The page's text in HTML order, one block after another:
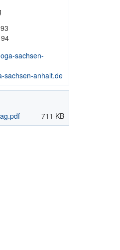
sachsen-
sachsen-anhalt.de
711 KB